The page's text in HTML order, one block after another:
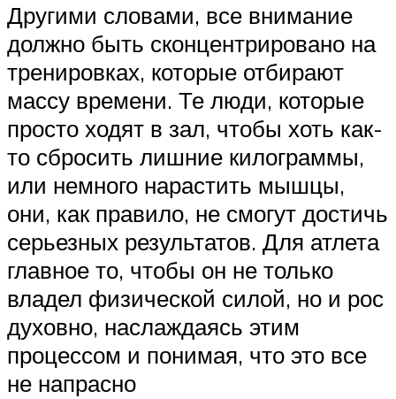
Другими словами, все внимание
должно быть сконцентрировано на
тренировках, которые отбирают
массу времени. Те люди, которые
просто ходят в зал, чтобы хоть как-
то сбросить лишние килограммы,
или немного нарастить мышцы,
они, как правило, не смогут достичь
серьезных результатов. Для атлета
главное то, чтобы он не только
владел физической силой, но и рос
духовно, наслаждаясь этим
процессом и понимая, что это все
не напрасно